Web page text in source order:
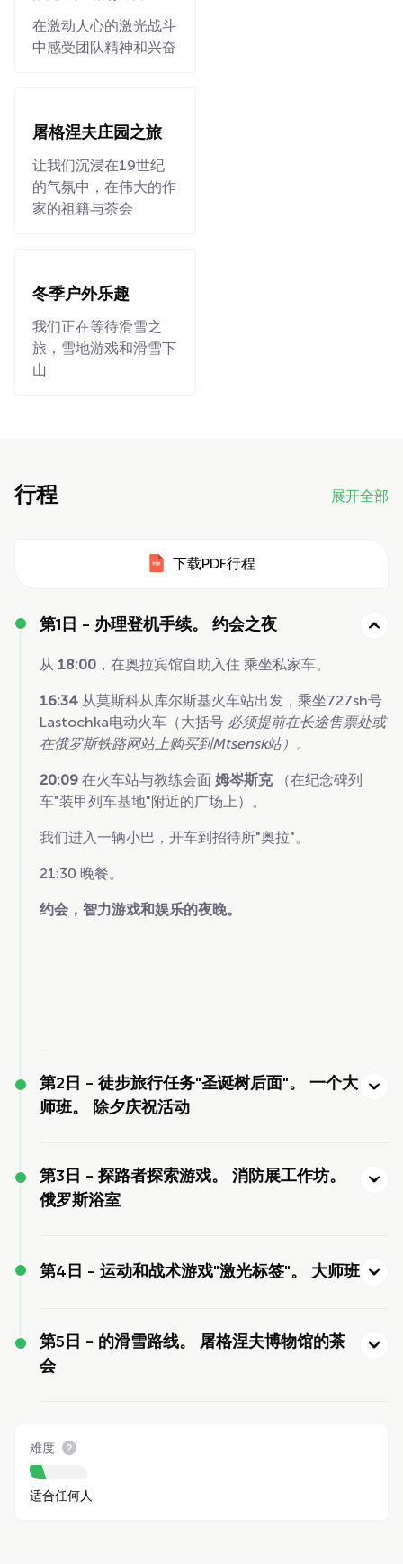
在激动人心的激光战斗
中感受团队精神和兴奋
屠格涅夫庄园之旅
让我们沉浸在19世纪
的气氛中，在伟大的作
家的祖籍与茶会
冬季户外乐趣
我们正在等待滑雪之
旅，雪地游戏和滑雪下
山
行程 展开全部
下载PDF行程
第1日 - 办理登机手续。 约会之夜
从 18:00 ，在奥拉宾馆自助入住 乘坐私家车。
16:34 从莫斯科从库尔斯基火车站出发，乘坐727sh号
Lastochka电动火车（大括号 必须提前在长途售票处或
在俄罗斯铁路网站上购买到Mtsensk站）。
20:09 在火车站与教练会面 姆岑斯克（在纪念碑列
车"装甲列车基地"附近的广场上）。
我们进入一辆小巴，开车到招待所"奥拉"。
21:30 晚餐。
约会，智力游戏和娱乐的夜晚。
第2日 - 徒步旅行任务"圣诞树后面"。 一个大
师班。 除夕庆祝活动
第3日 - 探路者探索游戏。 消防展工作坊。
俄罗斯浴室
第4日 - 运动和战术游戏"激光标签"。 大师班
第5日 - 的滑雪路线。 屠格涅夫博物馆的茶
会
难度
适合任何人